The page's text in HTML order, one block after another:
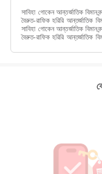
সাবিহা গোকেন আন্তর্জাতিক
বৈরুত-রাফিক হরিরি আন্তর্জাতিক
সাবিহা গোকেন আন্তর্জাতিক
বৈরুত-রাফিক হরিরি আন্তর্জাতিক